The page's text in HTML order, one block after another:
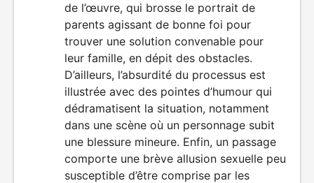
de l’œuvre, qui brosse le portrait de
parents agissant de bonne foi pour
trouver une solution convenable pour
leur famille, en dépit des obstacles.
D’ailleurs, l’absurdité du processus est
illustrée avec des pointes d’humour qui
dédramatisent la situation, notamment
dans une scène où un personnage subit
une blessure mineure. Enfin, un passage
comporte une brève allusion sexuelle peu
susceptible d’être comprise par les